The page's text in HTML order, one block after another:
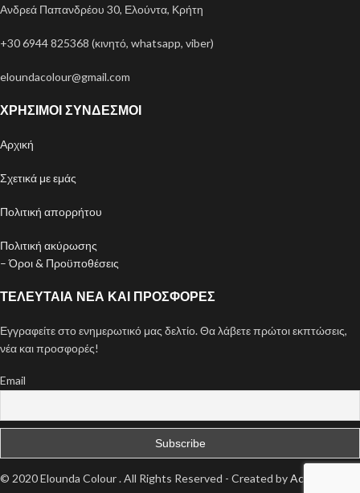
Ανδρεά Παπανδρέου 30, Ελούντα, Κρήτη
+30 6944 825368 (κινητό, whatsapp, viber)
eloundacolour@gmail.com
ΧΡΉΣΙΜΟΙ ΣΎΝΔΕΣΜΟΙ
Αρχική
Σχετικά με εμάς
Πολιτική απορρήτου
Πολιτική ακύρωσης
– Όροι & Προϋποθέσεις
ΤΕΛΕΥΤΑΊΑ ΝΈΑ ΚΑΙ ΠΡΟΣΦΟΡΈΣ
Εγγραφείτε στο ενημερωτικό μας δελτίο. Θα λάβετε πρώτοι εκπτώσεις,
νέα και προσφορές!
Email
© 2020 Elounda Colour . All Rights Reserved - Created byActionWeb